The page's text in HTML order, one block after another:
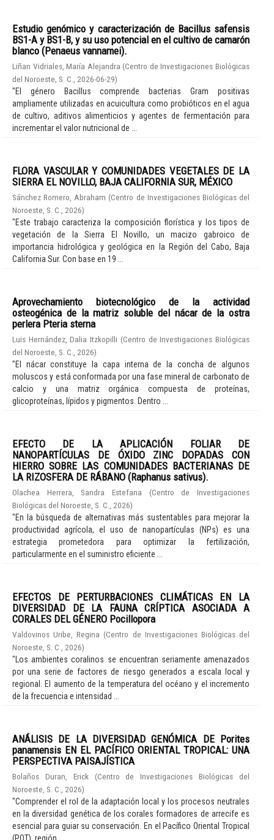
Estudio genómico y caracterización de Bacillus safensis
BS1-A y BS1-B, y su uso potencial en el cultivo de camarón
blanco (Penaeus vannamei).
Liñan Vidriales, María Alejandra (Centro de Investigaciones Biológicas
del Noroeste, S. C.
2026-06-29)
"El género Bacillus comprende bacterias Gram positivas
ampliamente utilizadas en acuicultura como probióticos en el agua
de cultivo, aditivos alimenticios y agentes de fermentación para
incrementar el valor nutricional de ...
FLORA VASCULAR Y COMUNIDADES VEGETALES DE LA
SIERRA EL NOVILLO, BAJA CALIFORNIA SUR, MÉXICO
Sánchez Romero, Abraham (Centro de Investigaciones Biológicas del
Noroeste, S. C.
2026)
"Este trabajo caracteriza la composición florística y los tipos de
vegetación de la Sierra El Novillo, un macizo gabroico de
importancia hidrológica y geológica en la Región del Cabo, Baja
California Sur. Con base en 19 ...
Aprovechamiento biotecnológico de la actividad
osteogénica de la matriz soluble del nácar de la ostra
perlera Pteria sterna
Luis Hernández, Dalia Itzkopilli (Centro de Investigaciones Biológicas
del Noroeste, S. C.
2026)
"El nácar constituye la capa interna de la concha de algunos
moluscos y está conformada por una fase mineral de carbonato de
calcio y una matriz orgánica compuesta de proteínas,
glicoproteínas, lípidos y pigmentos. Dentro ...
EFECTO DE LA APLICACIÓN FOLIAR DE
NANOPARTÍCULAS DE ÓXIDO ZINC DOPADAS CON
HIERRO SOBRE LAS COMUNIDADES BACTERIANAS DE
LA RIZOSFERA DE RÁBANO (Raphanus sativus).
Olachea Herrera, Sandra Estefana (Centro de Investigaciones
Biológicas del Noroeste, S. C.
2026)
"En la búsqueda de alternativas más sustentables para mejorar la
productividad agrícola, el uso de nanopartículas (NPs) es una
estrategia prometedora para optimizar la fertilización,
particularmente en el suministro eficiente ...
EFECTOS DE PERTURBACIONES CLIMÁTICAS EN LA
DIVERSIDAD DE LA FAUNA CRÍPTICA ASOCIADA A
CORALES DEL GÉNERO Pocillopora
Valdovinos Uribe, Regina (Centro de Investigaciones Biológicas del
Noroeste, S. C.
2026)
"Los ambientes coralinos se encuentran seriamente amenazados
por una serie de factores de riesgo generados a escala local y
regional. El aumento de la temperatura del océano y el incremento
de la frecuencia e intensidad ...
ANÁLISIS DE LA DIVERSIDAD GENÓMICA DE Porites
panamensis EN EL PACÍFICO ORIENTAL TROPICAL: UNA
PERSPECTIVA PAISAJÍSTICA
Bolaños Duran, Erick (Centro de Investigaciones Biológicas del
Noroeste, S. C.
2026)
"Comprender el rol de la adaptación local y los procesos neutrales
en la diversidad genética de los corales formadores de arrecife es
esencial para guiar su conservación. En el Pacífico Oriental Tropical
(POT), región ...